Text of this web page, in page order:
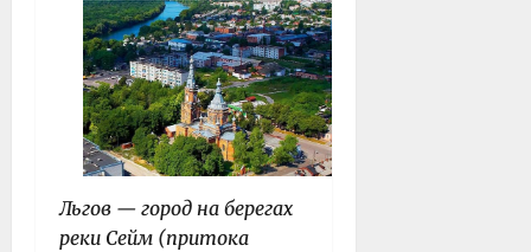
Льгов — город на берегах
реки Сейм (притока